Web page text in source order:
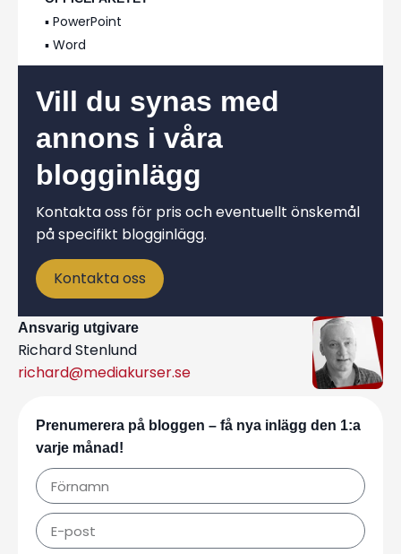
▪️ PowerPoint
▪️ Word
Vill du synas med
annons i våra
blogginlägg
Kontakta oss för pris och eventuellt önskemål
på specifikt blogginlägg.
Kontakta oss
Ansvarig utgivare
Richard Stenlund
richard@mediakurser.se
Prenumerera på bloggen – få nya inlägg den 1:a
varje månad!